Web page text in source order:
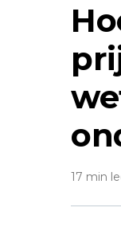
17 min